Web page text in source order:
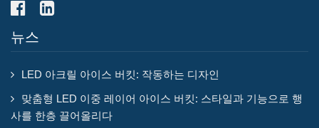
뉴스
LED 아크릴 아이스 버킷: 작동하는 디자인
맞춤형 LED 이중 레이어 아이스 버킷: 스타일과 기능으로 행
사를 한층 끌어올리다